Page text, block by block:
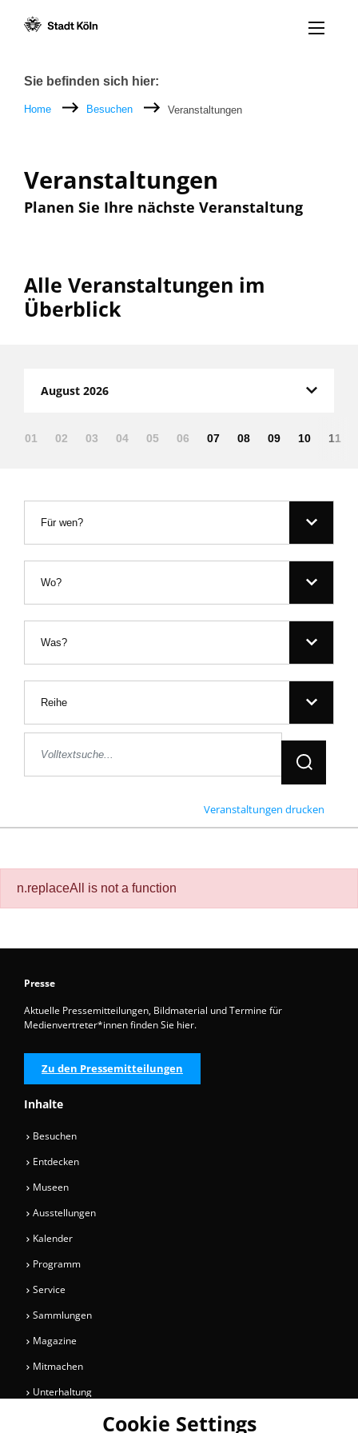
Menü
Breadcrumb
Sie befinden sich hier:
Home Besuchen Veranstaltungen
Veranstaltungen
Planen Sie Ihre nächste Veranstaltung
Alle Veranstaltungen im
Überblick
August 2026
01 02 03 04 05 06 07 08 09 10 11
Für wen?
Wo?
Was?
Reihe
Jetzt
Veranstaltungen drucken
n.replaceAll is not a function
Presse
Aktuelle Pressemitteilungen, Bildmaterial und Termine für
Medienvertreter*innen finden Sie hier.
Zu den Pressemitteilungen
Inhalte
Besuchen
Entdecken
Museen
Ausstellungen
Kalender
Programm
Service
Sammlungen
Magazine
Mitmachen
Unterhaltung
Cookie Settings